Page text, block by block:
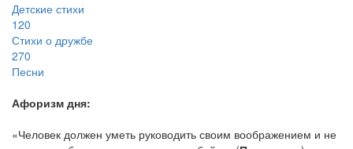
Детские стихи
120
Стихи о дружбе
270
Песни
Афоризм дня:
«Человек должен уметь руководить своим воображением и не